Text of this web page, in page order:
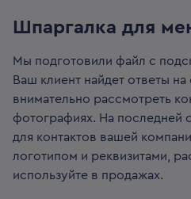
Шпаргалка для
Мы подготовили файл с
Ваш клиент найдет ответы
внимательно рассмотреть
фотографиях. На последней
для контактов вашей
логотипом и реквизитами,
используйте в продажах.